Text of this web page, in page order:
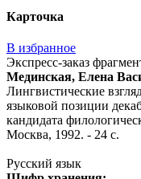
Карточка
В избранное
Экспресс-заказ
Мединская, Елена
Лингвистические
языковой позиции
кандидата
Москва, 1992. - 24 с.
Русский язык